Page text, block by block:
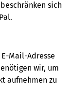
sich
Mail-Adresse
wir, um
aufnehmen zu